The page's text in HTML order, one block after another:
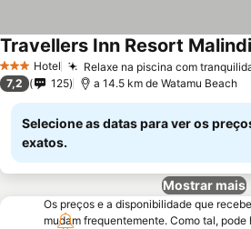
3 EstrelasHotel Relaxe na piscina com
Travellers Inn Resort Malindi
7,2 125 a 14.5 km de Watamu Beach
Selecione as datas para ver os
exatos.
Mostrar mais
Os preços e a disponibilidade que
mudam frequentemente. Como tal,